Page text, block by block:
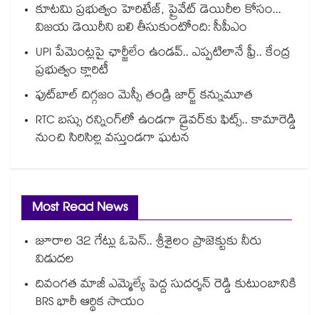
కూటమి ప్రభుత్వం హెరిటేజ్, ప్రైవేట్ డెయిరీల కోసం...
విజయ డెయిరీని బలి తీసుకుంటోంది: సీపీఎం
UPI పేమెంట్లపై ఛార్జీలేం ఉండవ్.. ఎప్పటిలానే ఫ్రీ.. కేంద్ర
ప్రభుత్వం క్లారిటీ
ఫుట్‎బాల్ దిగ్గజం మెస్సీ తండ్రి జార్జ్ కన్నుమూత
RTC బస్సు రన్నింగ్⁫లో ఉండగా డ్రైవర్‌కు ఫిట్స్.. కామారెడ్డి
నుంచి సిరిసిల్ల వస్తుండగా ఘటన
Most Read News
జూరాల 32 గేట్లు ఓపెన్.. శ్రీశైలం ప్రాజెక్టుకు నీరు
విడుదల
దివంగత మాజీ ఎమ్మెల్యే పెద్ద సుదర్శన్ రెడ్డి కుటుంబానికి
BRS భారీ ఆర్థిక సాయం